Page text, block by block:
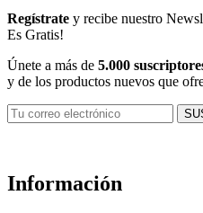
Regístrate y recibe nuestro
Es Gratis!
Únete a más de 5.000
y de los productos nuevos que
Información